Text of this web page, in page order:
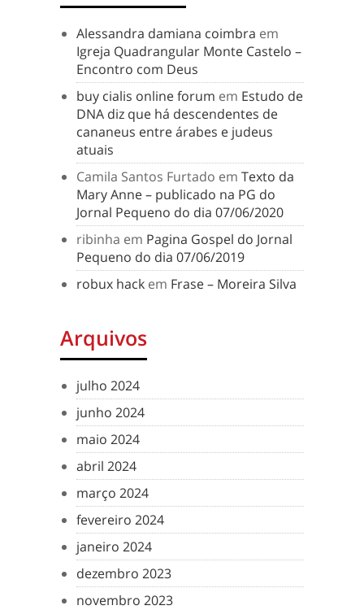
Alessandra damiana coimbra em
Igreja Quadrangular Monte Castelo –
Encontro com Deus
buy cialis online forum em Estudo de
DNA diz que há descendentes de
cananeus entre árabes e judeus
atuais
Camila Santos Furtado em Texto da
Mary Anne – publicado na PG do
Jornal Pequeno do dia 07/06/2020
ribinha em Pagina Gospel do Jornal
Pequeno do dia 07/06/2019
robux hack em Frase – Moreira Silva
Arquivos
julho 2024
junho 2024
maio 2024
abril 2024
março 2024
fevereiro 2024
janeiro 2024
dezembro 2023
novembro 2023